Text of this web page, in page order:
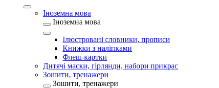
Іноземна мова
Іноземна мова
Ілюстровані словники, прописи
Книжки з наліпками
Флеш-картки
Дитячі маски, гірлянди, набори прикрас
Зошити, тренажери
Зошити, тренажери